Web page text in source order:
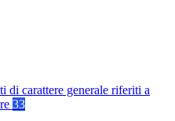
di carattere generale riferiti a
33